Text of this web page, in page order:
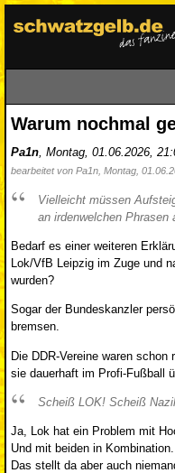
Warum nochmal
Pa1n, Montag, 01.06.2026,
bearbeitet von Pa1n, Montag,
Vielleicht müssen
an irdenwelchen Phrasen
Bedarf es einer weiteren
Lok/VfB Leipzig im Zuge und
wurden?
Sogar der Bundeskanzler
bremsen.
Die DDR-Vereine waren
sie dauerhaft im Profi-Fußball
Scheiß LOK! Scheiß
Ja, Lok hat ein Problem mit
Und mit beiden in Kombination.
Das stellt da aber auch